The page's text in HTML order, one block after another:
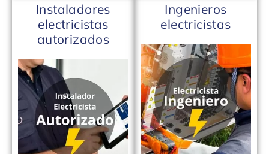
Instaladores
electricistas
autorizados
Ingenieros
electricistas